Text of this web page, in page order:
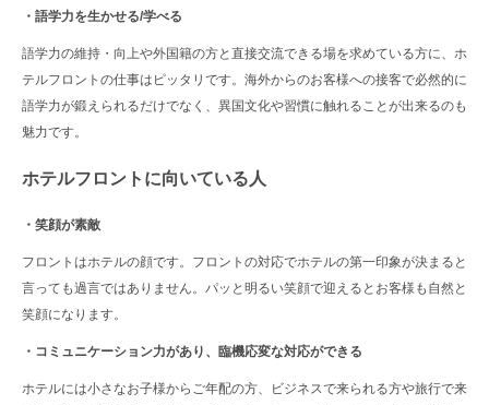
・語学力を生かせる/学べる
語学力の維持・向上や外国籍の方と直接交流できる場を求めている方に、ホ
テルフロントの仕事はピッタリです。海外からのお客様への接客で必然的に
語学力が鍛えられるだけでなく、異国文化や習慣に触れることが出来るのも
魅力です。
ホテルフロントに向いている人
・笑顔が素敵
フロントはホテルの顔です。フロントの対応でホテルの第一印象が決まると
言っても過言ではありません。パッと明るい笑顔で迎えるとお客様も自然と
笑顔になります。
・コミュニケーション力があり、臨機応変な対応ができる
ホテルには小さなお子様からご年配の方、ビジネスで来られる方や旅行で来